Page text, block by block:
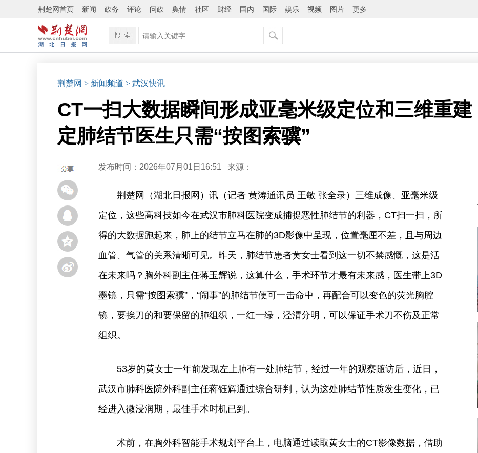
荆楚网首页 新闻 政务 评论 问政 舆情 社区 财经 国内 国际 娱乐 视频 图片 更多
荆楚网 > 新闻频道 > 武汉快讯
CT一扫大数据瞬间形成亚毫米级定位和三维重
定肺结节医生只需“按图索骥”
发布时间：2026年07月01日16:51 来源：
荆楚网（湖北日报网）讯（记者 黄涛通讯员 王敏 张全录）三维成像、亚毫米级
定位，这些高科技如今在武汉市肺科医院变成捕捉恶性肺结节的利器，CT扫一扫，所
得的大数据跑起来，肺上的结节立马在肺的3D影像中呈现，位置毫厘不差，且与周边
血管、气管的关系清晰可见。昨天，肺结节患者黄女士看到这一切不禁感慨，这是活
在未来吗？胸外科副主任蒋玉辉说，这算什么，手术环节才最有未来感，医生带上3D
墨镜，只需“按图索骥”，“闹事”的肺结节便可一击命中，再配合可以变色的荧光胸腔
镜，要挨刀的和要保留的肺组织，一红一绿，泾渭分明，可以保证手术刀不伤及正常
组织。
53岁的黄女士一年前发现左上肺有一处肺结节，经过一年的观察随访后，近日，
武汉市肺科医院外科副主任蒋钰辉通过综合研判，认为这处肺结节性质发生变化，已
经进入微浸润期，最佳手术时机已到。
术前，在胸外科智能手术规划平台上，电脑通过读取黄女士的CT影像数据，借助